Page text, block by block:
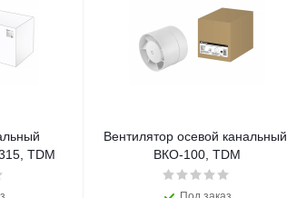
TDM
Вентилятор осевой канальный,
ВКО-100, TDM